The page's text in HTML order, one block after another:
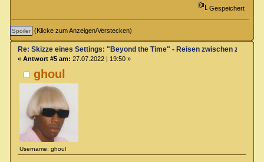
Gespeichert
(Klicke zum Anzeigen/Verstecken)
ghoul
Username: ghoul
Re: Skizze eines Settings: "Beyond the Time" - Reisen zwischen zwei
« Antwort #5 am: 27.07.2022 | 19:50 »